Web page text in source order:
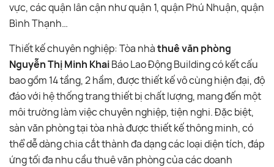
vực, các quận lân cận như quận 1, quận Phú Nhuận, quận
Bình Thạnh…
Thiết kế chuyên nghiệp: Tòa nhàthuê văn phòng
Nguyễn Thị Minh KhaiBáo Lao Động Building có kết cấu
bao gồm 14 tầng, 2 hầm, được thiết kế vô cùng hiện đại, độ
đáo với hệ thống trang thiết bị chất lượng, mang đến một
môi trường làm việc chuyên nghiệp, tiện nghi. Đặc biệt,
sàn văn phòng tại tòa nhà được thiết kế thông minh, có
thể dễ dàng chia cắt thành đa dạng các loại diện tích, đáp
ứng tối đa nhu cầu thuê văn phòng của các doanh